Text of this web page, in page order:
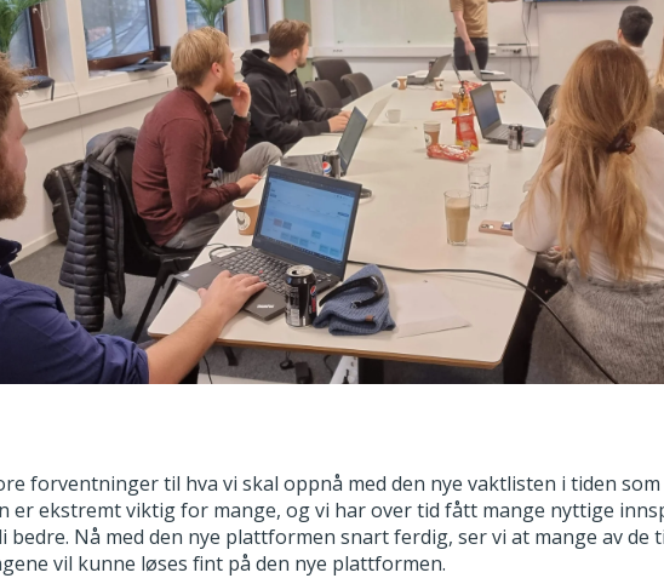
forventninger til hva vi skal oppnå med den nye vaktlisten i tiden
er ekstremt viktig for mange, og vi har over tid fått mange nyttige
bedre. Nå med den nye plattformen snart ferdig, ser vi at mange av de
vil kunne løses fint på den nye plattformen.